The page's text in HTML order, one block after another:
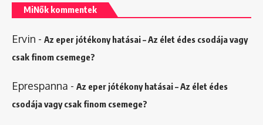
MiNők kommentek
Ervin - Az eper jótékony hatásai – Az élet édes csodája vagy
csak finom csemege?
Eprespanna - Az eper jótékony hatásai – Az élet édes
csodája vagy csak finom csemege?